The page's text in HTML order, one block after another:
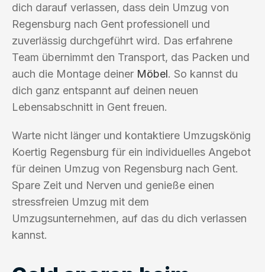
dich darauf verlassen, dass dein Umzug von
Regensburg nach Gent professionell und
zuverlässig durchgeführt wird. Das erfahrene
Team übernimmt den Transport, das Packen und
auch die Montage deiner Möbel. So kannst du
dich ganz entspannt auf deinen neuen
Lebensabschnitt in Gent freuen.
Warte nicht länger und kontaktiere Umzugskönig
Koertig Regensburg für ein individuelles Angebot
für deinen Umzug von Regensburg nach Gent.
Spare Zeit und Nerven und genieße einen
stressfreien Umzug mit dem
Umzugsunternehmen, auf das du dich verlassen
kannst.